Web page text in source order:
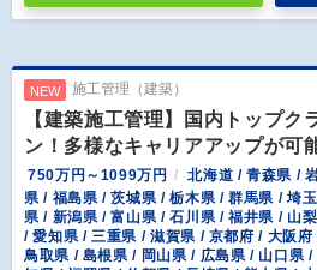
NEW 施工管理（建築）
【建築施工管理】国内トップク
ン！多様なキャリアアップが可
750万円～1099万円
北海道 / 青森県 /
県 / 福島県 / 茨城県 / 栃木県 / 群馬県 / 埼
県 / 新潟県 / 富山県 / 石川県 / 福井県 / 山
/ 愛知県 / 三重県 / 滋賀県 / 京都府 / 大阪
鳥取県 / 島根県 / 岡山県 / 広島県 / 山口県